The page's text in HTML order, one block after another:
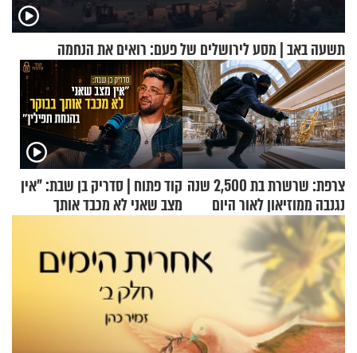
תשעה באב | מסע לירושלים של פעם: רואים את הנחמה
צרפת: שרשרת בת 2,500 שנה
נגנבה ממוזיאון לאור היום
קוד פתוח | סדריק בן שבת: "אין
מצב שאני לא מכבד אותך